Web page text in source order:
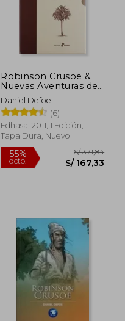
dcto.
Robinson Crusoe &
Nuevas Aventuras de
Robinso: (Estuche 2
Vols) (Edhasa
Literaria)
Daniel Defoe
(6)
Edhasa, 2011, 1 Edición,
Tapa Dura, Nuevo